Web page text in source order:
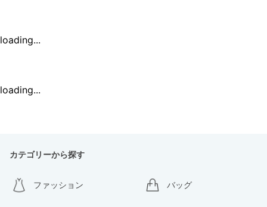
loading...
loading...
カテゴリーから探す
ファッション バッグ